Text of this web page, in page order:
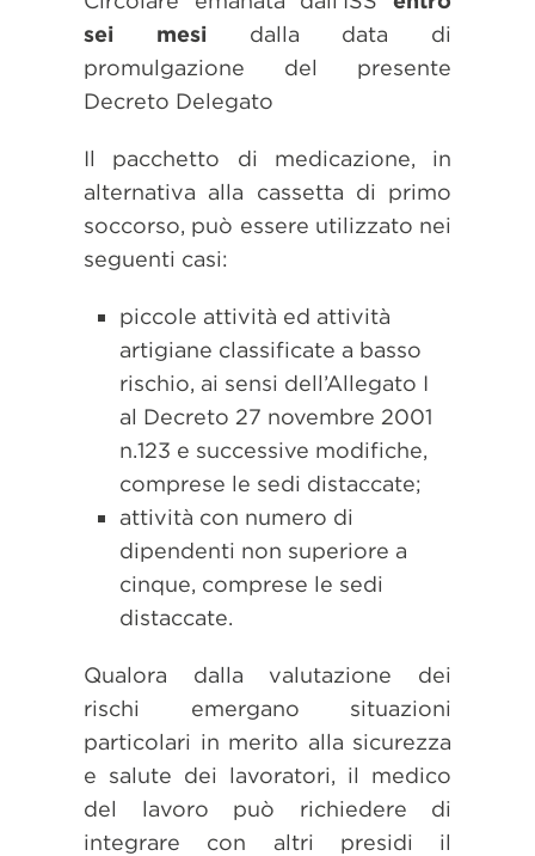
sei mesi dalla data di
promulgazione del presente
Decreto Delegato
Il pacchetto di medicazione, in
alternativa alla cassetta di primo
soccorso, può essere utilizzato nei
seguenti casi:
piccole attività ed attività
artigiane classificate a basso
rischio, ai sensi dell’Allegato I
al Decreto 27 novembre 2001
n.123 e successive modifiche,
comprese le sedi distaccate;
attività con numero di
dipendenti non superiore a
cinque, comprese le sedi
distaccate.
Qualora dalla valutazione dei
rischi emergano situazioni
particolari in merito alla sicurezza
e salute dei lavoratori, il medico
del lavoro può richiedere di
integrare con altri presidi il